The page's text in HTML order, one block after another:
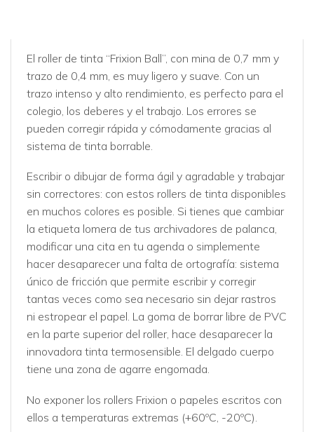
El roller de tinta “Frixion Ball”, con mina de 0,7 mm y
trazo de 0,4 mm, es muy ligero y suave. Con un
trazo intenso y alto rendimiento, es perfecto para el
colegio, los deberes y el trabajo. Los errores se
pueden corregir rápida y cómodamente gracias al
sistema de tinta borrable.
Escribir o dibujar de forma ágil y agradable y trabajar
sin correctores: con estos rollers de tinta disponibles
en muchos colores es posible. Si tienes que cambiar
la etiqueta lomera de tus archivadores de palanca,
modificar una cita en tu agenda o simplemente
hacer desaparecer una falta de ortografía: sistema
único de fricción que permite escribir y corregir
tantas veces como sea necesario sin dejar rastros
ni estropear el papel. La goma de borrar libre de PVC
en la parte superior del roller, hace desaparecer la
innovadora tinta termosensible. El delgado cuerpo
tiene una zona de agarre engomada.
No exponer los rollers Frixion o papeles escritos con
ellos a temperaturas extremas (+60ºC, -20ºC).